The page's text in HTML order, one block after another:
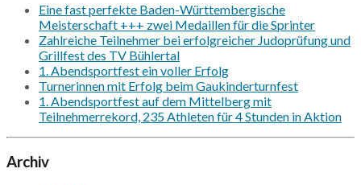
Eine fast perfekte Baden-Württembergische
Meisterschaft +++ zwei Medaillen für die Sprinter
Zahlreiche Teilnehmer bei erfolgreicher Judoprüfung und
Grillfest des TV Bühlertal
1. Abendsportfest ein voller Erfolg
Turnerinnen mit Erfolg beim Gaukinderturnfest
1. Abendsportfest auf dem Mittelberg mit
Teilnehmerrekord, 235 Athleten für 4 Stunden in Aktion
Archiv